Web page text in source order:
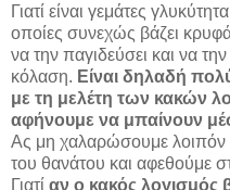
Γιατί είναι γεμάτες
οποίες συνεχώς βάζει
να την παγιδεύσει και να
κόλαση. Είναι δηλαδή
με τη μελέτη των κακών
αφήνουμε να μπαίνουν
Ας μη χαλαρώσουμε λοιπόν
του θανάτου και αφεθούμε
Γιατί αν ο κακός λογισμός